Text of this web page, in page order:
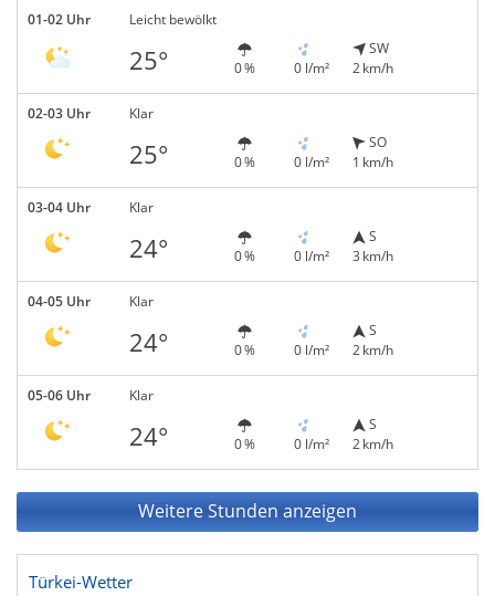
01-02 Uhr Leicht bewölkt
25° 0 % 0 l/m²
SW
2 km/h
02-03 Uhr Klar
25° 0 % 0 l/m²
SO
1 km/h
03-04 Uhr Klar
24° 0 % 0 l/m²
S
3 km/h
04-05 Uhr Klar
24° 0 % 0 l/m²
S
2 km/h
05-06 Uhr Klar
24° 0 % 0 l/m²
S
2 km/h
Weitere Stunden anzeigen
Türkei-Wetter